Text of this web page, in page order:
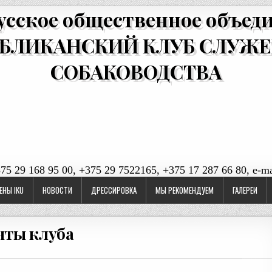
общественное
КЛУБ
СОБАКОВОДСТВА
29 168 95 00, +375 29 7522165, +375 17 287 66 80, e-
IKU НОВОСТИ ДРЕССИРОВКА МЫ РЕКОМЕНДУЕМ ГАЛЕРЕИ
клуба